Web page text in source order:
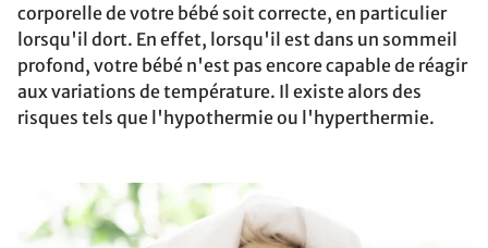
corporelle de votre bébé soit correcte, en particulier
lorsqu'il dort. En effet, lorsqu'il est dans un sommeil
profond, votre bébé n'est pas encore capable de réagir
aux variations de température. Il existe alors des
risques tels que l'hypothermie ou l'hyperthermie.